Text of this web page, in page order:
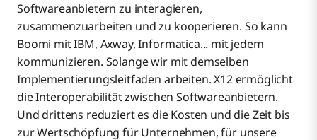
Softwareanbietern zu interagieren,
zusammenzuarbeiten und zu kooperieren. So kann
Boomi mit IBM, Axway, Informatica... mit jedem
kommunizieren. Solange wir mit demselben
Implementierungsleitfaden arbeiten. X12 ermöglicht
die Interoperabilität zwischen Softwareanbietern.
Und drittens reduziert es die Kosten und die Zeit bis
zur Wertschöpfung für Unternehmen, für unsere